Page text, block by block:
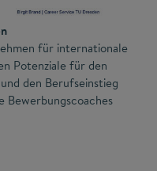
für internationale
Potenziale für den
den Berufseinstieg
Bewerbungscoaches